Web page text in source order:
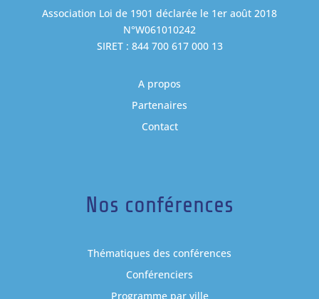
Association Loi de 1901 déclarée le 1er août 2018
N°W061010242
SIRET : 844 700 617 000 13
A propos
Partenaires
Contact
Nos conférences
Thématiques des conférences
Conférenciers
Programme par ville